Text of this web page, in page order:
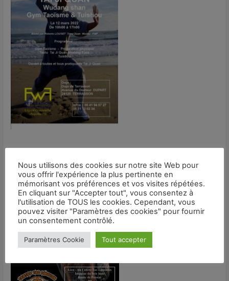
Nous utilisons des cookies sur notre site Web pour
vous offrir l'expérience la plus pertinente en
mémorisant vos préférences et vos visites répétées.
En cliquant sur "Accepter tout", vous consentez à
l'utilisation de TOUS les cookies. Cependant, vous
pouvez visiter "Paramètres des cookies" pour fournir
un consentement contrôlé.
Paramètres Cookie Tout accepter